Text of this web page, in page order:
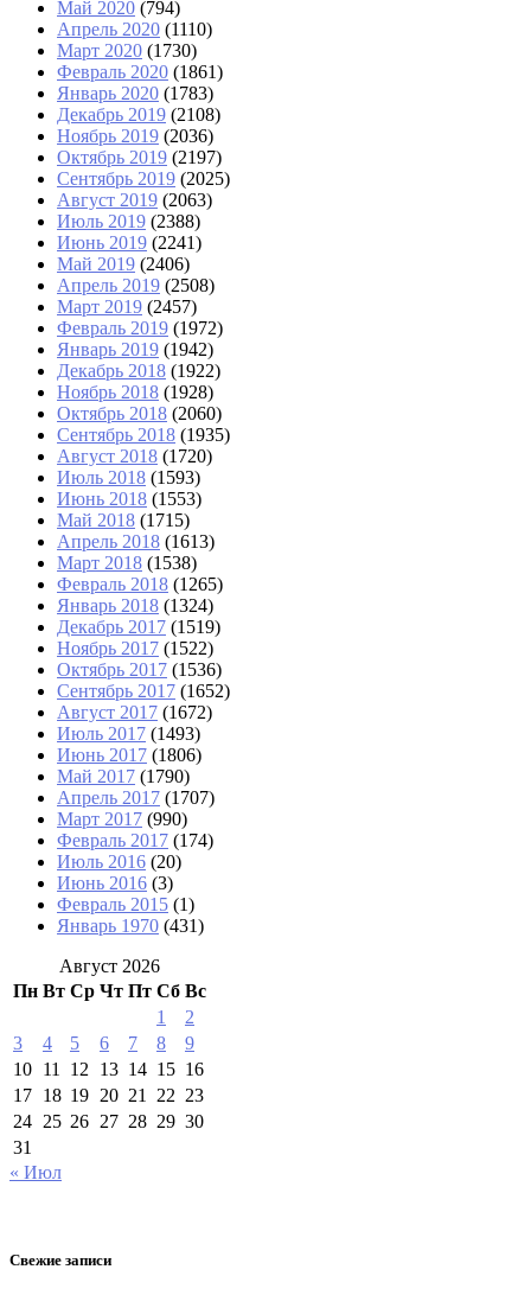
Май 2020 (794)
Апрель 2020 (1110)
Март 2020 (1730)
Февраль 2020 (1861)
Январь 2020 (1783)
Декабрь 2019 (2108)
Ноябрь 2019 (2036)
Октябрь 2019 (2197)
Сентябрь 2019 (2025)
Август 2019 (2063)
Июль 2019 (2388)
Июнь 2019 (2241)
Май 2019 (2406)
Апрель 2019 (2508)
Март 2019 (2457)
Февраль 2019 (1972)
Январь 2019 (1942)
Декабрь 2018 (1922)
Ноябрь 2018 (1928)
Октябрь 2018 (2060)
Сентябрь 2018 (1935)
Август 2018 (1720)
Июль 2018 (1593)
Июнь 2018 (1553)
Май 2018 (1715)
Апрель 2018 (1613)
Март 2018 (1538)
Февраль 2018 (1265)
Январь 2018 (1324)
Декабрь 2017 (1519)
Ноябрь 2017 (1522)
Октябрь 2017 (1536)
Сентябрь 2017 (1652)
Август 2017 (1672)
Июль 2017 (1493)
Июнь 2017 (1806)
Май 2017 (1790)
Апрель 2017 (1707)
Март 2017 (990)
Февраль 2017 (174)
Июль 2016 (20)
Июнь 2016 (3)
Февраль 2015 (1)
Январь 1970 (431)
Август 2026
Пн Вт Ср Чт Пт Сб Вс
1
2
3
4 5 6 7 8
9
10 11 12 13 14 15 16
17 18 19 20 21 22 23
24 25 26 27 28 29 30
31
« Июл
Свежие записи